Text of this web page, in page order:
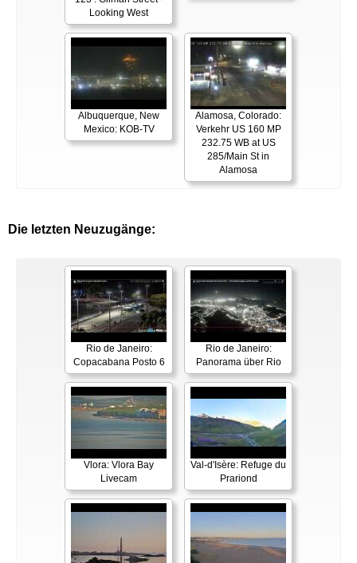
Looking West
Albuquerque, New
Mexico: KOB-TV
Alamosa, Colorado:
Verkehr US 160 MP
232.75 WB at US
285/Main St in
Alamosa
Die letzten Neuzugänge:
Rio de Janeiro:
Copacabana Posto 6
Rio de Janeiro:
Panorama über Rio
Vlora: Vlora Bay
Livecam
Val-d'Isère: Refuge du
Prariond